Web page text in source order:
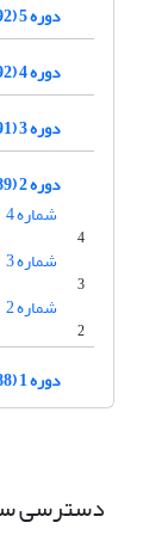
دوره 5 (1392)
دوره 4 (1392)
دوره 3 (1391)
دوره 2 (1389)
شماره 4
4
شماره 3
3
شماره 2
2
دوره 1 (1388)
دسترسی